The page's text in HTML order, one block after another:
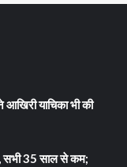
आखिरी याचिका भी की
सभी 35 साल से कम;